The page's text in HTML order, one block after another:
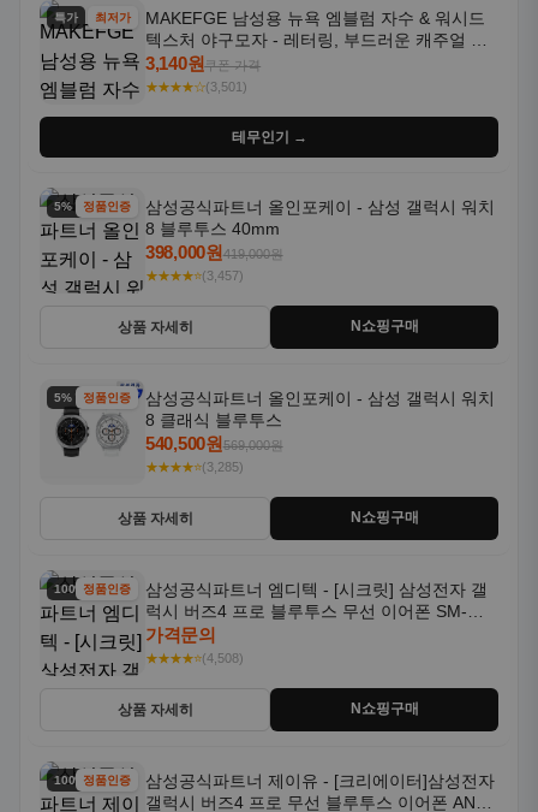
특가 최저가
MAKEFGE 남성용 뉴욕 엠블럼 자수 & 워시드
텍스처 야구모자 - 레터링, 부드러운 캐주얼 모
자, NYC 스타일
3,140원쿠폰 가격
★★★★☆(3,501)
테무인기 →
5% 할인정품인증
삼성공식파트너 올인포케이 - 삼성 갤럭시 워치
8 블루투스 40mm
398,000원419,000원
★★★★⭐(3,457)
상품 자세히 N쇼핑구매
5% 할인정품인증
삼성공식파트너 올인포케이 - 삼성 갤럭시 워치
8 클래식 블루투스
540,500원569,000원
★★★★⭐(3,285)
상품 자세히 N쇼핑구매
100% 할인
정품인증
삼성공식파트너 엠디텍 - [시크릿] 삼성전자 갤
럭시 버즈4 프로 블루투스 무선 이어폰 SM-
R640N
가격문의
★★★★⭐(4,508)
상품 자세히 N쇼핑구매
100% 할인
정품인증
삼성공식파트너 제이유 - [크리에이터]삼성전자
갤럭시 버즈4 프로 무선 블루투스 이어폰 ANC